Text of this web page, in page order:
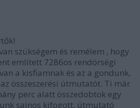
szükségem és remélem , hogy
említett 7286os rendörségi
a kisfiamnak és az a gondunk,
összeszerési útmutatót. Ti már
perc alatt összedobtok egy
sajnos kifogott, útmutató